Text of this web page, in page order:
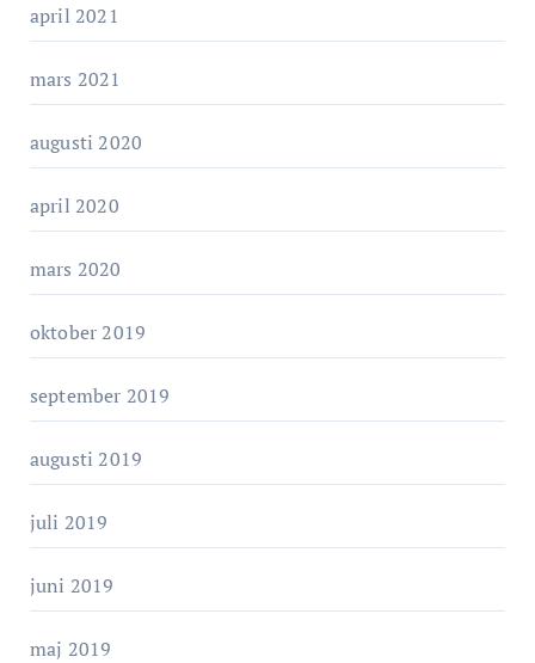
april 2021
mars 2021
augusti 2020
april 2020
mars 2020
oktober 2019
september 2019
augusti 2019
juli 2019
juni 2019
maj 2019